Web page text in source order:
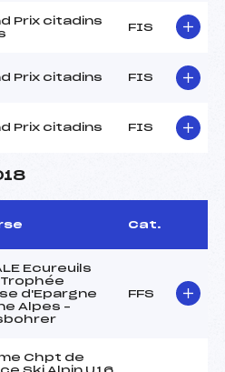
Prix citadins
FIS
Prix citadins FIS
Prix citadins FIS
Cat.
Ecureuils
Trophée
d'Epargne
Alpes –
FFS
Chpt de
Ski Alpin U16